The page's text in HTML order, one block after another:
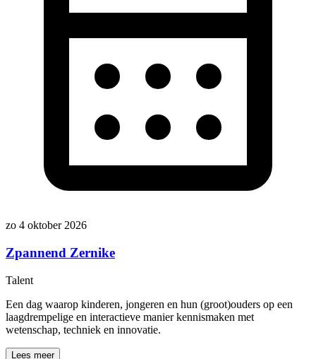
zo 4 oktober 2026
Zpannend Zernike
Talent
Een dag waarop kinderen, jongeren en hun (groot)ouders op een
laagdrempelige en interactieve manier kennismaken met
wetenschap, techniek en innovatie.
Lees meer